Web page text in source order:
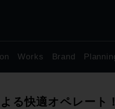
Works Brand
る快適オペレート